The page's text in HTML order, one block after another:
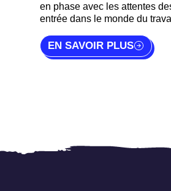
en phase avec les attentes
entrée dans le monde du
EN SAVOIR PLUS